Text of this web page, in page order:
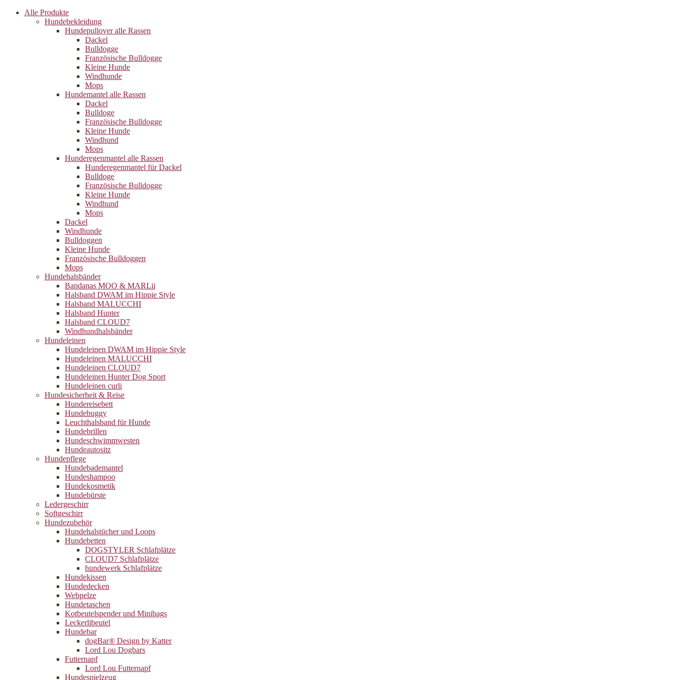
Alle Produkte
Hundebekleidung
Hundepullover alle Rassen
Dackel
Bulldogge
Französische Bulldogge
Kleine Hunde
Windhunde
Mops
Hundemantel alle Rassen
Dackel
Bulldoge
Französische Bulldogge
Kleine Hunde
Windhund
Mops
Hunderegenman­tel alle Rassen
Hunderegenmantel für Dackel
Bulldoge
Französische Bulldogge
Kleine Hunde
Windhund
Mops
Dackel
Windhunde
Bulldoggen
Kleine Hunde
Französische Bulldoggen
Mops
Hundehalsbänder
Bandanas MOO & MARLii
Halsband DWAM im Hippie Style
Halsband MALUCCHI
Halsband Hunter
Halsband CLOUD7
Windhundhalsbänder
Hundeleinen
Hundeleinen DWAM im Hippie Style
Hundeleinen MALUCCHI
Hundeleinen CLOUD7
Hundeleinen Hunter Dog Sport
Hundeleinen curli
Hundesicherheit & Reise
Hundereisebett
Hundebuggy
Leuchthalsband für Hunde
Hundebrillen
Hundeschwimmwesten
Hundeautositz
Hundepflege
Hundebademantel
Hundeshampoo
Hundekosmetik
Hundebürste
Ledergeschirr
Softgeschirr
Hundezubehör
Hundehalstücher und Loops
Hundebetten
DOGSTYLER Schlafplätze
CLOUD7 Schlafplätze
hundewerk Schlafplätze
Hundekissen
Hundedecken
Webpelze
Hundetaschen
Kotbeutelspender und Minibags
Leckerlibeutel
Hundebar
dogBar® Design by Katter
Lord Lou Dogbars
Futternapf
Lord Lou Futternapf
Hundespielzeug